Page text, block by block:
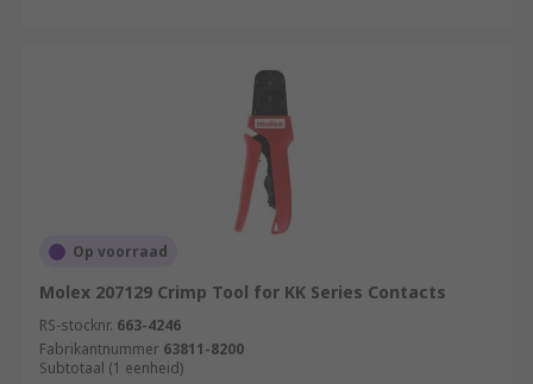
Op voorraad
Molex 207129 Crimp Tool for KK Series Contacts
RS-stocknr. 663-4246
Fabrikantnummer 63811-8200
Subtotaal (1 eenheid)